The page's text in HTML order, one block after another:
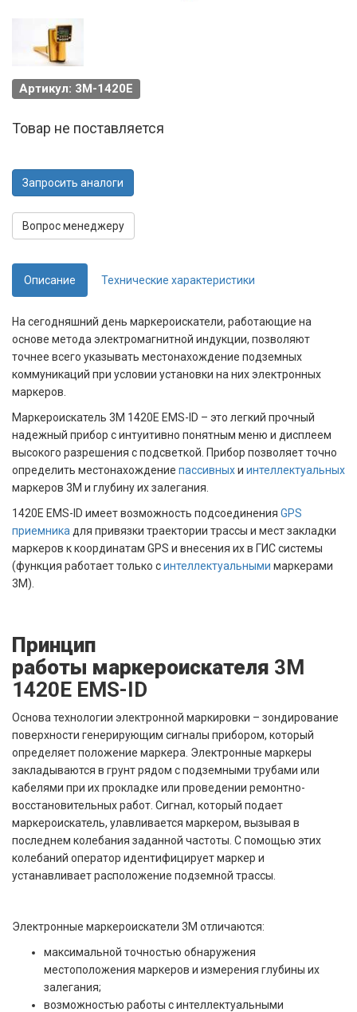
Артикул: 3M-1420E
Товар не поставляется
Запросить аналоги
Вопрос менеджеру
Описание Технические характеристики
На сегодняшний день маркероискатели, работающие на
основе метода электромагнитной индукции, позволяют
точнее всего указывать местонахождение подземных
коммуникаций при условии установки на них электронных
маркеров.
Маркероискатель 3M 1420Е EMS-ID – это легкий прочный
надежный прибор с интуитивно понятным меню и дисплеем
высокого разрешения с подсветкой. Прибор позволяет точно
определить местонахождение пассивныхи интеллектуальных
маркеров 3M и глубину их залегания.
1420E EMS-ID имеет возможность подсоединения GPS
приемника для привязки траектории трассы и мест закладки
маркеров к координатам GPS и внесения их в ГИС системы
(функция работает только синтеллектуальными маркерами
3М).
Принцип
работы маркероискателя 3M
1420Е EMS-ID
Основа технологии электронной маркировки – зондирование
поверхности генерирующим сигналы прибором, который
определяет положение маркера. Электронные маркеры
закладываются в грунт рядом с подземными трубами или
кабелями при их прокладке или проведении ремонтно-
восстановительных работ. Сигнал, который подает
маркероискатель, улавливается маркером, вызывая в
последнем колебания заданной частоты. С помощью этих
колебаний оператор идентифицирует маркер и
устанавливает расположение подземной трассы.
Электронные маркероискатели 3М отличаются:
максимальной точностью обнаружения
местоположения маркеров и измерения глубины их
залегания;
возможностью работы с интеллектуальными